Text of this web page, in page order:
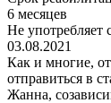
6 месяцев
Не употребляет
03.08.2021
Как и многие,
отправиться в
Жанна,